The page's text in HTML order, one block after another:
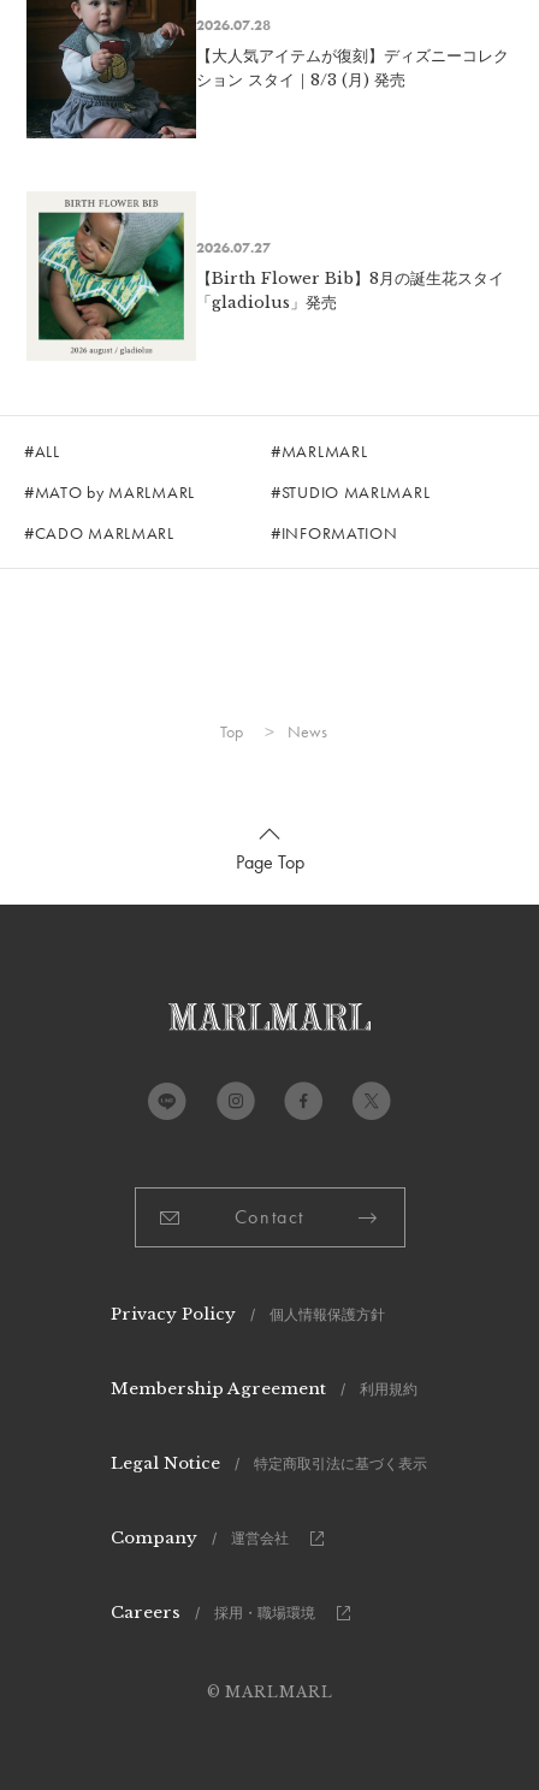
2026.07.28
【大人気アイテムが復刻】ディズニーコレク
ション スタイ｜8/3 (月) 発売
2026.07.27
【Birth Flower Bib】8月の誕生花スタイ
「gladiolus」発売
ALL
MARLMARL
MATO by MARLMARL
STUDIO MARLMARL
CADO MARLMARL
INFORMATION
Top News
Page Top
Contact
Privacy Policy / 個人情報保護方針
Membership Agreement / 利用規約
Legal Notice / 特定商取引法に基づく表示
Company / 運営会社
Careers / 採用・職場環境
© MARLMARL